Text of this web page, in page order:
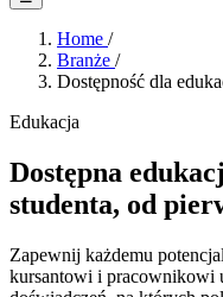
Home /
Branże /
Dostępność dla
Edukacja
Dostępna
studenta, od
Zapewnij każdemu
kursantowi i pracownikowi